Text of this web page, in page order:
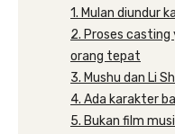
1. Mulan diundur
2. Proses casting
orang tepat
3. Mushu dan Li
4. Ada karakter
5. Bukan film